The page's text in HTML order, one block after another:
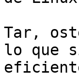
Tar,
lo que